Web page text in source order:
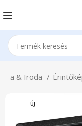
& Iroda
ÚJ